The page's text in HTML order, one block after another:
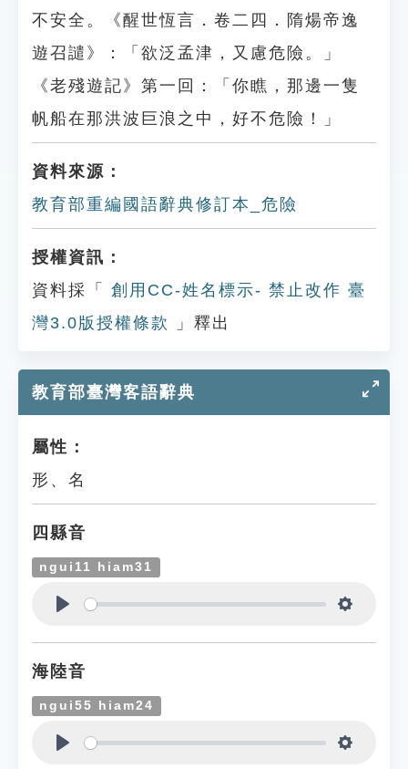
不安全。《醒世恆言．卷二四．隋煬帝逸
遊召譴》：「欲泛孟津，又慮危險。」
《老殘遊記》第一回：「你瞧，那邊一隻
帆船在那洪波巨浪之中，好不危險！」
資料來源：
教育部重編國語辭典修訂本_危險
授權資訊：
資料採「
創用CC-姓名標示- 禁止改作 臺
灣3.0版授權條款
」釋出
教育部臺灣客語辭典
屬性：
形、名
四縣音
ngui11 hiam31
海陸音
ngui55 hiam24